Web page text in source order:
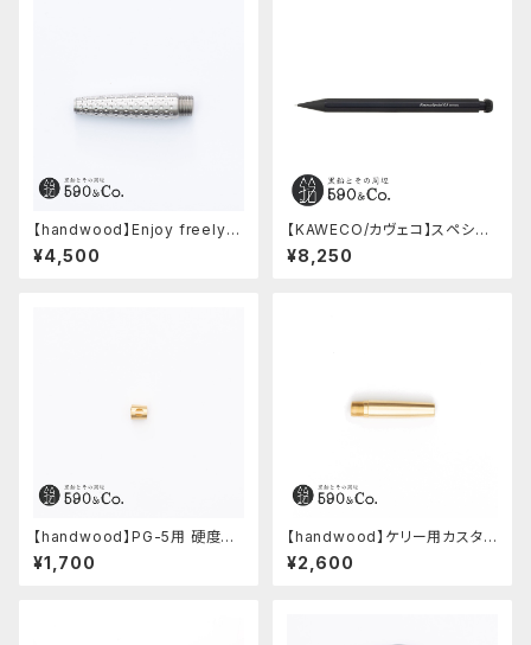
【handwood】Enjoy freely
前軸・ディンプル(ステンレス)
¥4,500
【KAWECO/カヴェコ】スペシャ
ルペンシル(0.5mm)
¥8,250
【handwood】PG-5用 硬度表
示窓 (真鍮/丸窓)
¥1,700
【handwood】ケリー用カスタム
後軸 (真鍮)
¥2,600